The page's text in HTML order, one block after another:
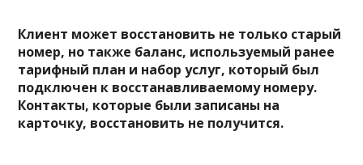
Клиент может восстановить не только старый
номер, но также баланс, используемый ранее
тарифный план и набор услуг, который был
подключен к восстанавливаемому номеру.
Контакты, которые были записаны на
карточку, восстановить не получится.